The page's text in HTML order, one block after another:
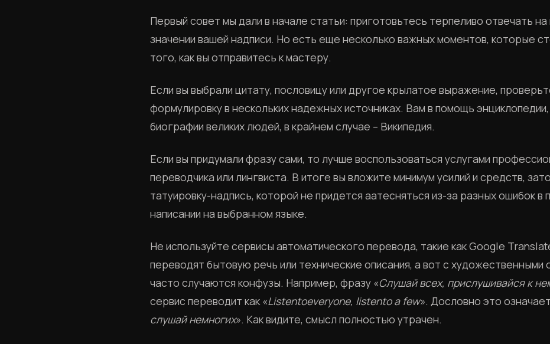
Первый совет мы дали в начале статьи: приготовьтесь терпеливо отвечать
значении вашей надписи. Но есть еще несколько важных моментов, которые
того, как вы отправитесь к мастеру.
Если вы выбрали цитату, пословицу или другое крылатое выражение,
формулировку в нескольких надежных источниках. Вам в помощь
биографии великих людей, в крайнем случае – Википедия.
Если вы придумали фразу сами, то лучше воспользоваться услугами
переводчика или лингвиста. В итоге вы вложите минимум усилий и средств,
татуировку-надпись, которой не придется аатесняться из-за разных ошибок в
написании на выбранном языке.
Не используйте сервисы автоматического перевода, такие как Google
переводят бытовую речь или технические описания, а вот с художественными
часто случаются конфузы. Например, фразу «Слушай всех, прислушивайся к
сервис переводит как «Listentoeveryone, listento a few». Дословно это
слушай немногих». Как видите, смысл полностью утрачен.